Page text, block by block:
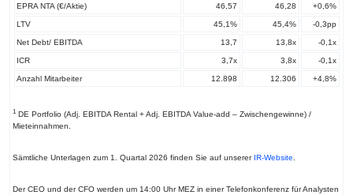
EPRA NTA (€/Aktie) 46,57 46,28 +0,6%
LTV 45,1% 45,4% -0,3pp
Net Debt/ EBITDA 13,7 13,8x -0,1x
ICR 3,7x 3,8x -0,1x
Anzahl Mitarbeiter 12.898 12.306 +4,8%
1DE Portfolio (Adj. EBITDA Rental + Adj. EBITDA Value-add – Zwischengewinne) /
Mieteinnahmen.
Sämtliche Unterlagen zum 1. Quartal 2026 finden Sie auf unserer IR-Website
Der CEO und der CFO werden um 14:00 Uhr MEZ in einer Telefonkonferenz für Analysten